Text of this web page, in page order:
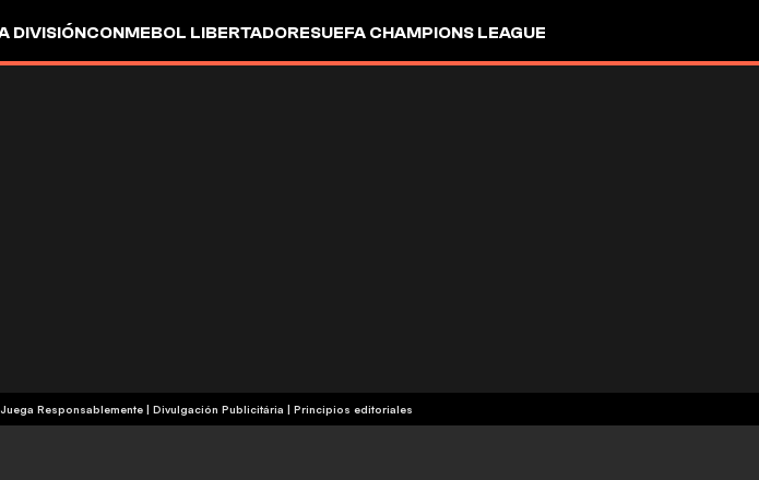
DIVISIÓNCONMEBOL LIBERTADORESUEFA CHAMPIONS LEAGUE
| Juega Responsablemente| Divulgación Publicitária | Principios editoriales